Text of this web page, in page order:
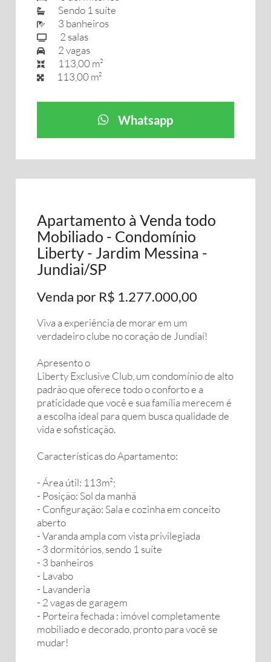
Sendo 1 suíte
3 banheiros
2 salas
2 vagas
113,00 m²
113,00 m²
Whatsapp
Apartamento à Venda todo
Mobiliado - Condomínio
Liberty - Jardim Messina -
Jundiai/SP
Venda por R$ 1.277.000,00
Viva a experiência de morar em um
verdadeiro clube no coração de Jundiaí!
Apresento o
Liberty Exclusive Club, um condomínio de alto
padrão que oferece todo o conforto e a
praticidade que você e sua família merecem é
a escolha ideal para quem busca qualidade de
vida e sofisticação.
Características do Apartamento:
- Área útil: 113m²;
- Posição: Sol da manhã
- Configuração: Sala e cozinha em conceito
aberto
- Varanda ampla com vista privilegiada
- 3 dormitórios, sendo 1 suíte
- 3 banheiros
- Lavabo
- Lavanderia
- 2 vagas de garagem
- Porteira fechada : imóvel completamente
mobiliado e decorado, pronto para você se
mudar!